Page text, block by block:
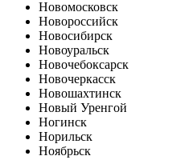
Новомосковск
Новороссийск
Новосибирск
Новоуральск
Новочебоксарск
Новочеркасск
Новошахтинск
Новый Уренгой
Ногинск
Норильск
Ноябрьск